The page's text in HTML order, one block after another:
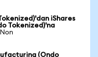
iShares
Tokenized)'na
(Ondo